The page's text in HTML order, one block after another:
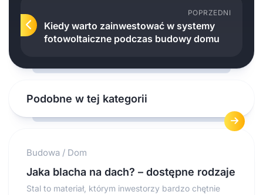
POPRZEDNI
Kiedy warto zainwestować w systemy
fotowoltaiczne podczas budowy domu
Podobne w tej kategorii
Budowa / Dom
Jaka blacha na dach? – dostępne rodzaje
Stal to materiał, którym inwestorzy bardzo chętnie